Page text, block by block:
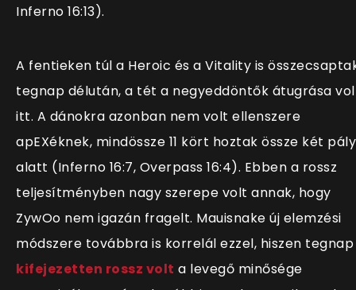
Inferno 16:13).
A fentieken túl a Heroic és a Vitality is
tegnap délután, a tét a negyeddöntők átugrása
itt. A dánokra azonban nem volt ellenszere
apEXéknek, mindössze 11 kört hoztak össze két
alatt (Inferno 16:7, Overpass 16:4). Ebben a rossz
teljesítményben nagy szerepe volt annak, hogy
ZywOo nem igazán fragelt. Mauisnake új elemzési
módszere továbbra is korrelál ezzel, hiszen tegnap
kifejezetten rossz volt a levegő minősége